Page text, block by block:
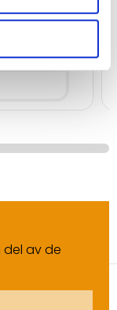
från Teltonika
av de